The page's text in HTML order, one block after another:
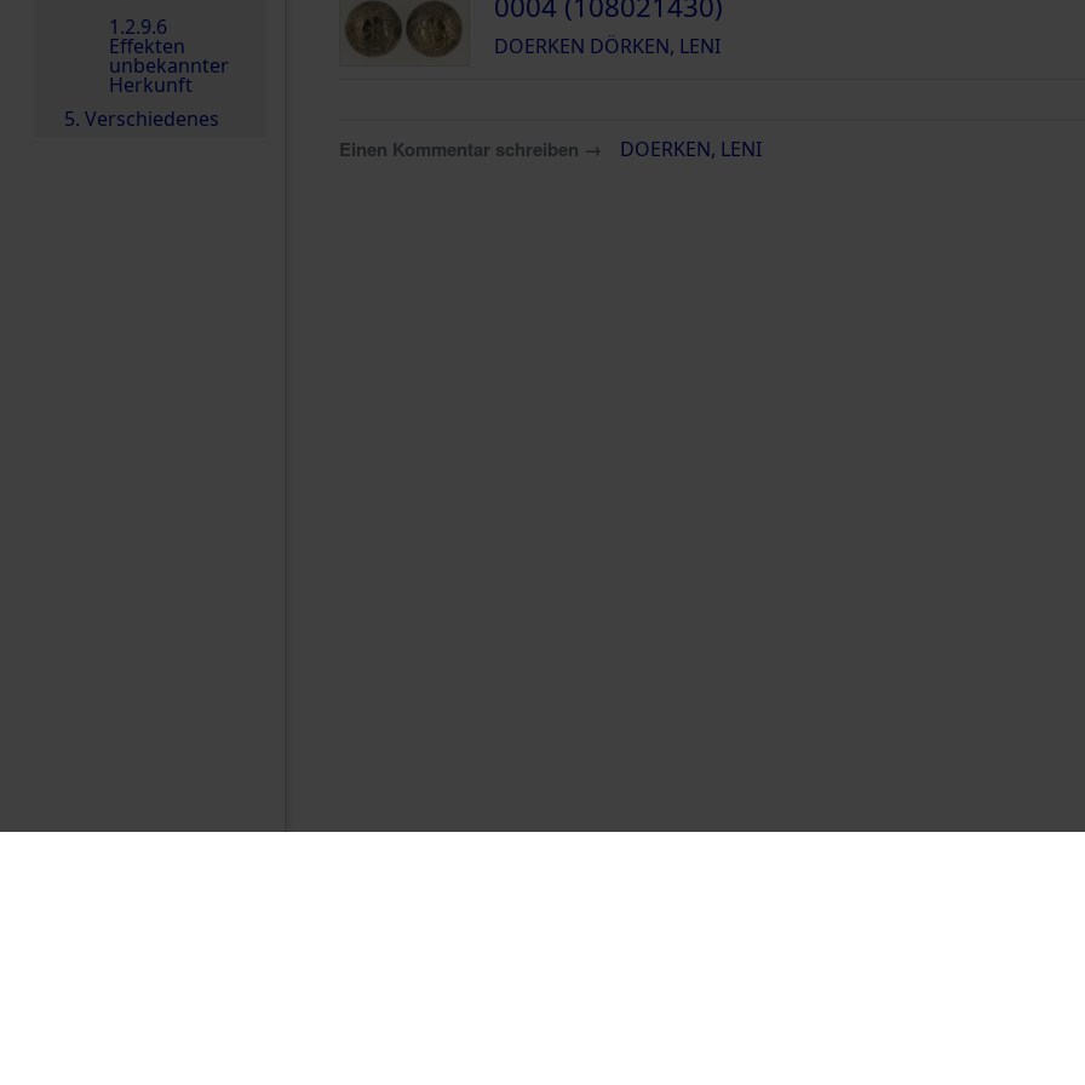
1.2.9.6
Effekten
unbekannter
Herkunft
5. Verschiedenes
DOERKEN DÖRKEN, LENI
Einen Kommentar schreiben → DOERKEN, LENI